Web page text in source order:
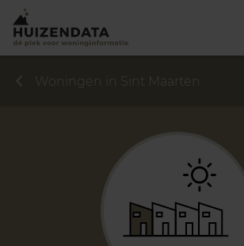
Woningen in Sint Maarten